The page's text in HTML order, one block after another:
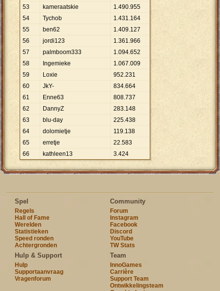
53
kameraatskie 1.490.955
54
Tychob 1.431.164
55
ben62 1.409.127
56
jordi123 1.361.966
57
palmboom333 1.094.652
58
Ingemieke 1.067.009
59
Loxie 952.231
60
JkY- 834.664
61
Enne63 808.737
62
DannyZ 283.148
63
blu-day 225.438
64
dolomietje 119.138
65
erretje 22.583
66
kathleen13 3.424
Spel
Regels
Hall of Fame
Werelden
Statistieken
Speed ronden
Achtergronden
Community
Forum
Instagram
Facebook
Discord
YouTube
TW Stats
Hulp & Support
Hulp
Supportaanvraag
Vragenforum
Team
InnoGames
Carrière
Support Team
Ontwikkelingsteam